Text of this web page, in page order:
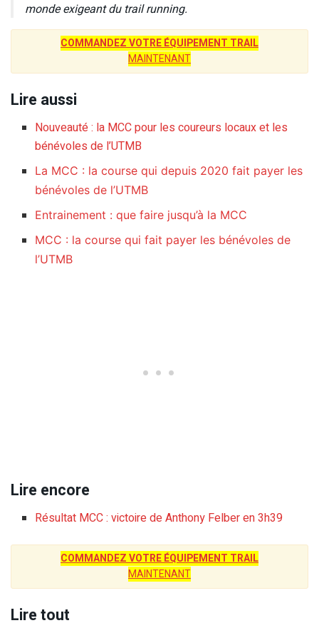
monde exigeant du trail running.
COMMANDEZ VOTRE ÉQUIPEMENT TRAIL
MAINTENANT
Lire aussi
Nouveauté : la MCC pour les coureurs locaux et les
bénévoles de l’UTMB
La MCC : la course qui depuis 2020 fait payer les
bénévoles de l’UTMB
Entrainement : que faire jusqu’à la MCC
MCC : la course qui fait payer les bénévoles de
l’UTMB
Lire encore
Résultat MCC : victoire de Anthony Felber en 3h39
COMMANDEZ VOTRE ÉQUIPEMENT TRAIL
MAINTENANT
Lire tout